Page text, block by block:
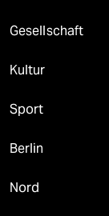
Gesellschaft
Kultur
Sport
Berlin
Nord